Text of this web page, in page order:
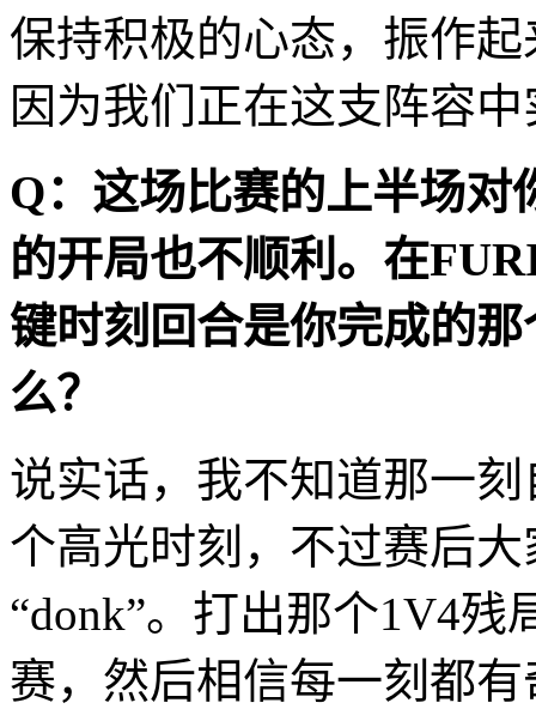
保持积极的心态，振作
因为我们正在这支阵容
Q：这场比赛的上半场
的开局也不顺利。在
键时刻回合是你完成的那
么？
说实话，我不知道那一
个高光时刻，不过赛后
“donk”。打出那个1V4残
赛，然后相信每一刻都